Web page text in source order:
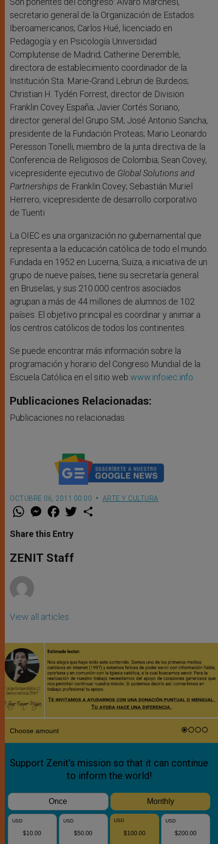
secretario general de la Organización de Estados
Iberoamericanos; Carlos Hué, licenciado en
Pedagogía y en Psicología Universidad
Complutense de Madrid; Catherine Deremble,
directora de establecimiento coordinador de la
Institución Sta. Marie-Grand Lebrun de Burdeos;
Christian H. Tydén Forrest, director de Division
Franklin Covey España; Javier Cortés Soriano,
director general del Grupo SM; José Antonio Sancha,
presidente de la Fundación Proteas; Mario Leonardo
Peresson Tonelli, miembro de la junta directiva de la
Conferencia de Religiosos de Colombia; Sean Covey,
vicepresidente ejecutivo de Global Solutions and
Partnerships de Franklin Covey; Sebastián Muriel
Herrero, vicepresidente de desarrollo corporativo
de Tuenti
La OIEC es una organización no gubernamental que
representa a la educación católica de todo el mundo.
Fundada en 1952 en Lucerna, Suiza, a iniciativa de un
grupo de nueve países, tiene su secretaría general
en Bruselas, y sus 210.000 centros asociados
agrupan a más de 44 millones de alumnos de 102
países. El objetivo principal es coordinar y animar a
los centros católicos de todos los continentes.
Se puede encontrar más información sobre la
programación y horario del Congreso Mundial de la
Escuela Católica en el sitio web www.infoiec.info.
Publicaciones Relacionadas:
Publicaciones no relacionadas.
OCTUBRE 06, 2011 00:00 ARTE Y CULTURA
W
t
s
p
p
M
e
s
e
g
e
F
a
e
b
o
k
w
Share this Entry
ZENIT Staff
View all articles